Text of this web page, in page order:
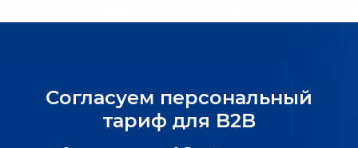
Согласуем персональный
тариф для B2B